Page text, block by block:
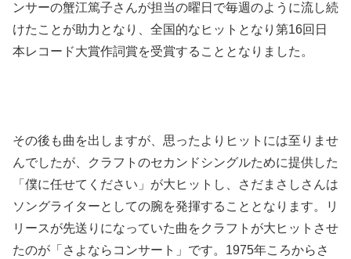
ンサーの蟹江篤子さんが担当の曜日で毎週のように流し続
けたことが助力となり、全国的なヒットとなり第16回日
本レコード大賞作詞賞を受賞することとなりました。
その後も曲を出しますが、思ったよりヒットには至りませ
んでしたが、クラフトのセカンドシングルために提供した
「僕に任せてください」が大ヒットし、さだまさしさんは
ソングライターとしての腕を発揮することとなります。リ
リースが先送りになっていた曲をクラフトが大ヒットさせ
たのが「さよならコンサート」です。1975年ころからさ